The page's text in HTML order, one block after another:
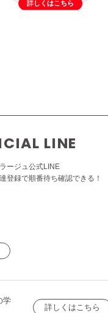
詳しくはこちら
LINE
ージュ公式LINE
登録で順番待ち確認できる！
学
詳しくはこちら